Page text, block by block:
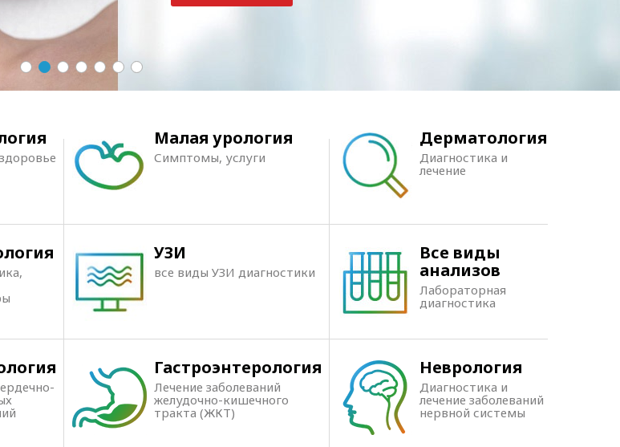
Малая урология
Симптомы, услуги
Дерматология
Диагностика и
лечение
УЗИ
все виды УЗИ диагностики
Все виды
анализов
Лабораторная
диагностика
Гастроэнтерология
Лечение заболеваний
желудочно-кишечного
тракта (ЖКТ)
Неврология
Диагностика и
лечение заболеваний
нервной системы